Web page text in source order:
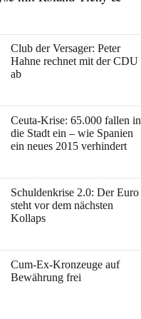
Club der Versager: Peter
Hahne rechnet mit der CDU
ab
Ceuta-Krise: 65.000 fallen in
die Stadt ein – wie Spanien
ein neues 2015 verhindert
Schuldenkrise 2.0: Der Euro
steht vor dem nächsten
Kollaps
Cum-Ex-Kronzeuge auf
Bewährung frei